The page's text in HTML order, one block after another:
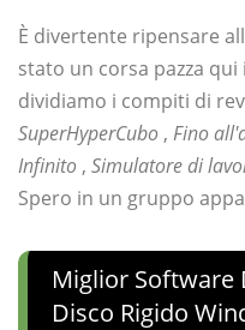
È divertente ripensare
stato un corsa pazza
dividiamo i compiti di
SuperHyperCubo , Fino
Infinito , Simulatore di
Spero in un gruppo
Miglior Software
Disco Rigido